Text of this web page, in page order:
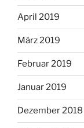
April 2019
März 2019
Februar 2019
Januar 2019
Dezember 2018